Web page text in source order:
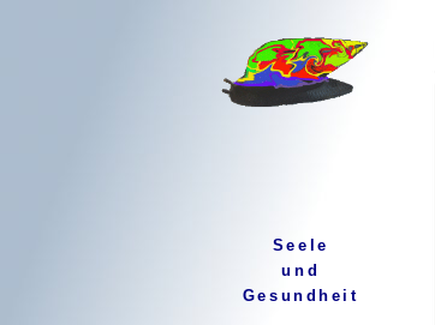
Seele
und
Gesundheit